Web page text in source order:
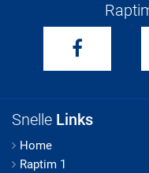
Snelle Links
Home
Raptim 1